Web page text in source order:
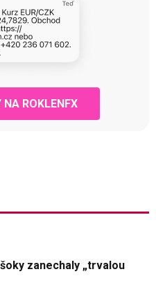
ROKLENFX
zanechaly „trvalou